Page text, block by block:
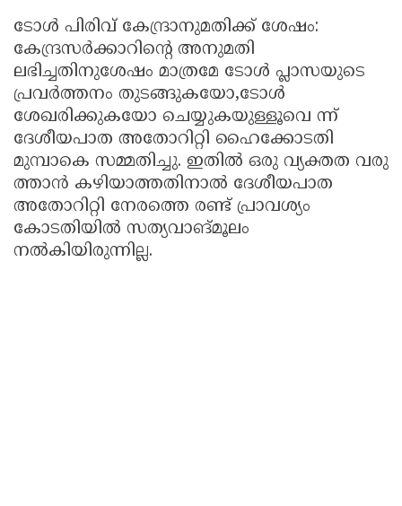
ടോൾ പിരിവ് കേന്ദ്രാനുമതിക്ക് ശേഷം:
കേന്ദ്രസർക്കാറിന്റെ അനുമതി
ലഭിച്ചതിനുശേഷം മാത്രമേ ടോൾ പ്ലാസയുടെ
പ്രവർത്തനം തുടങ്ങുകയോ,ടോൾ
ശേഖരിക്കുകയോ ചെയ്യുകയുള്ളൂവെ ന്ന്
ദേശീയപാത അതോറിറ്റി ഹൈക്കോടതി
മുമ്പാകെ സമ്മതിച്ചു. ഇതിൽ ഒരു വ്യക്തത വരു
ത്താൻ കഴിയാത്തതിനാൽ ദേശീയപാത
അതോറിറ്റി നേരത്തെ രണ്ട് പ്രാവശ്യം
കോടതിയിൽ സത്യവാങ്മൂലം
നൽകിയിരുന്നില്ല.